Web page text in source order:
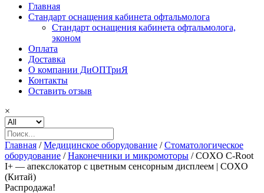
Главная
Стандарт оснащения кабинета офтальмолога
Стандарт оснащения кабинета офтальмолога,
эконом
Оплата
Доставка
О компании ДиОПТриЯ
Контакты
Оставить отзыв
×
Главная /Медицинское оборудование /Стоматологическое
оборудование /Наконечники и микромоторы / COXO C-Root
I+ — апекслокатор с цветным сенсорным дисплеем | COXO
(Китай)
Распродажа!